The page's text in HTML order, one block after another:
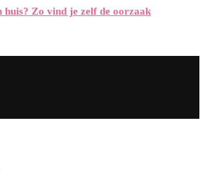
Zo vind je zelf de oorzaak